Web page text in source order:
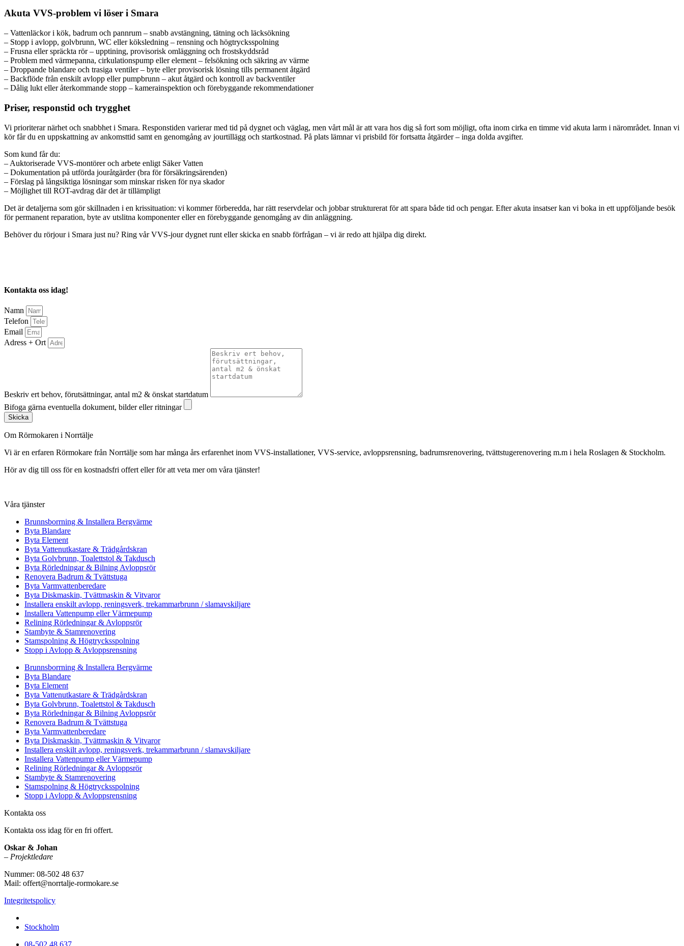
Akuta VVS-problem vi löser i Smara
– Vattenläckor i kök, badrum och pannrum – snabb avstängning, tätning och läcksökning
– Stopp i avlopp, golvbrunn, WC eller köksledning – rensning och högtrycksspolning
– Frusna eller spräckta rör – upptining, provisorisk omläggning och frostskyddsråd
– Problem med värmepanna, cirkulationspump eller element – felsökning och säkring av värme
– Droppande blandare och trasiga ventiler – byte eller provisorisk lösning tills permanent åtgärd
– Backflöde från enskilt avlopp eller pumpbrunn – akut åtgärd och kontroll av backventiler
– Dålig lukt eller återkommande stopp – kamerainspektion och förebyggande rekommendationer
Priser, responstid och trygghet
Vi prioriterar närhet och snabbhet i Smara. Responstiden varierar med tid på dygnet och väglag, men vårt mål är att vara hos dig så fort som möjligt, ofta inom cirka en timme vid akuta larm i närområdet. Innan vi
kör får du en uppskattning av ankomsttid samt en genomgång av jourtillägg och startkostnad. På plats lämnar vi prisbild för fortsatta åtgärder – inga dolda avgifter.
Som kund får du:
– Auktoriserade VVS-montörer och arbete enligt Säker Vatten
– Dokumentation på utförda jouråtgärder (bra för försäkringsärenden)
– Förslag på långsiktiga lösningar som minskar risken för nya skador
– Möjlighet till ROT-avdrag där det är tillämpligt
Det är detaljerna som gör skillnaden i en krissituation: vi kommer förberedda, har rätt reservdelar och jobbar strukturerat för att spara både tid och pengar. Efter akuta insatser kan vi boka in ett uppföljande besök
för permanent reparation, byte av utslitna komponenter eller en förebyggande genomgång av din anläggning.
Behöver du rörjour i Smara just nu? Ring vår VVS-jour dygnet runt eller skicka en snabb förfrågan – vi är redo att hjälpa dig direkt.
Kontakta oss idag!
Namn
Telefon
Email
Adress + Ort
Beskriv ert behov, förutsättningar, antal m2 & önskat startdatum
Bifoga gärna eventuella dokument, bilder eller ritningar
Skicka
Om Rörmokaren i Norrtälje
Vi är en erfaren Rörmokare från Norrtälje som har många års erfarenhet inom VVS-installationer, VVS-service, avloppsrensning, badrumsrenovering, tvättstugerenovering m.m i hela Roslagen & Stockholm.
Hör av dig till oss för en kostnadsfri offert eller för att veta mer om våra tjänster!
Våra tjänster
Brunnsborrning & Installera Bergvärme
Byta Blandare
Byta Element
Byta Vattenutkastare & Trädgårdskran
Byta Golvbrunn, Toalettstol & Takdusch
Byta Rörledningar & Bilning Avloppsrör
Renovera Badrum & Tvättstuga
Byta Varmvattenberedare
Byta Diskmaskin, Tvättmaskin & Vitvaror
Installera enskilt avlopp, reningsverk, trekammarbrunn / slamavskiljare
Installera Vattenpump eller Värmepump
Relining Rörledningar & Avloppsrör
Stambyte & Stamrenovering
Stamspolning & Högtrycksspolning
Stopp i Avlopp & Avloppsrensning
Brunnsborrning & Installera Bergvärme
Byta Blandare
Byta Element
Byta Vattenutkastare & Trädgårdskran
Byta Golvbrunn, Toalettstol & Takdusch
Byta Rörledningar & Bilning Avloppsrör
Renovera Badrum & Tvättstuga
Byta Varmvattenberedare
Byta Diskmaskin, Tvättmaskin & Vitvaror
Installera enskilt avlopp, reningsverk, trekammarbrunn / slamavskiljare
Installera Vattenpump eller Värmepump
Relining Rörledningar & Avloppsrör
Stambyte & Stamrenovering
Stamspolning & Högtrycksspolning
Stopp i Avlopp & Avloppsrensning
Kontakta oss
Kontakta oss idag för en fri offert.
Oskar & Johan
– Projektledare
Nummer: 08-502 48 637
Mail: offert@norrtalje-rormokare.se
Integritetspolicy
Stockholm
08-502 48 637